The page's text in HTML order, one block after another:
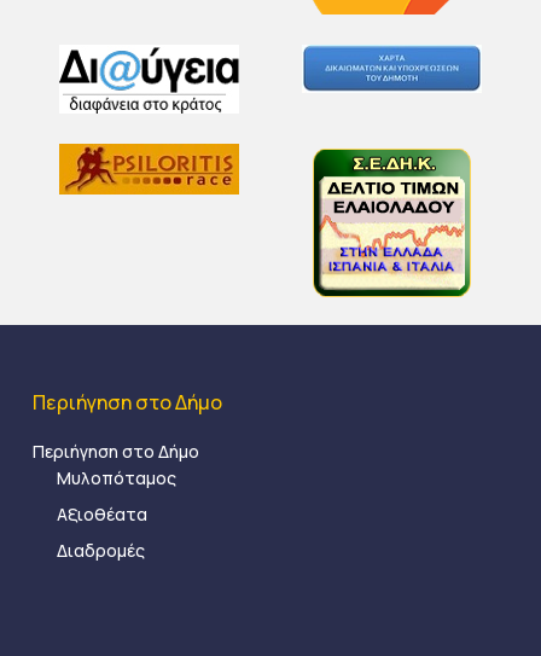
Περιήγηση στο Δήμο
Περιήγηση στο Δήμο
Μυλοπόταμος
Αξιοθέατα
Διαδρομές